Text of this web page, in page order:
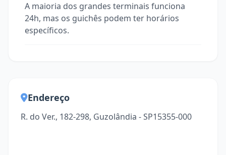
A maioria dos grandes terminais funciona
24h, mas os guichês podem ter horários
específicos.
Endereço
R. do Ver., 182-298, Guzolândia - SP15355-000